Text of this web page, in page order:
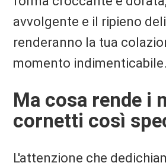
avvolgente e il ripieno
renderanno la tua
momento indimenticabile.
Ma cosa rende i
cornetti così
L'attenzione che